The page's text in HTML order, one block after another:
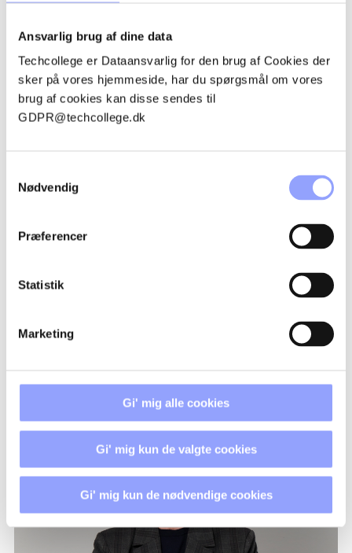
Ansvarlig brug af dine data
Techcollege er Dataansvarlig for den brug af Cookies der
sker på vores hjemmeside, har du spørgsmål om vores
brug af cookies kan disse sendes til
GDPR@techcollege.dk
Nødvendig
Præferencer
Statistik
Marketing
Gi' mig alle cookies
Gi' mig kun de valgte cookies
Gi' mig kun de nødvendige cookies
embo@techcollege.dk